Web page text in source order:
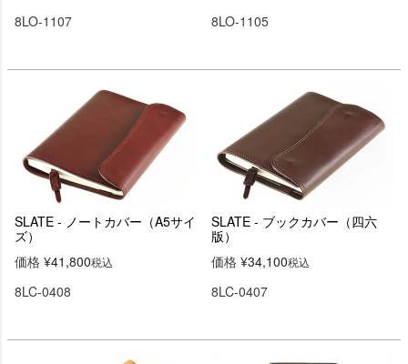
8LO-1107
8LO-1105
SLATE - ノートカバー（A5サイ
ズ）
価格 ¥41,800税込
8LC-0408
SLATE - ブックカバー（四六
版）
価格 ¥34,100税込
8LC-0407